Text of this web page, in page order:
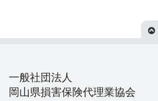
一般社団法人
岡山県損害保険代理業協会